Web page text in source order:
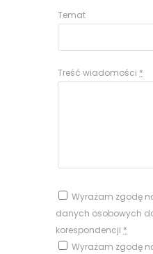
Temat
Treść wiadomości *
Wyrażam zgodę
danych osobowych
korespondencji *
Wyrażam zgodę